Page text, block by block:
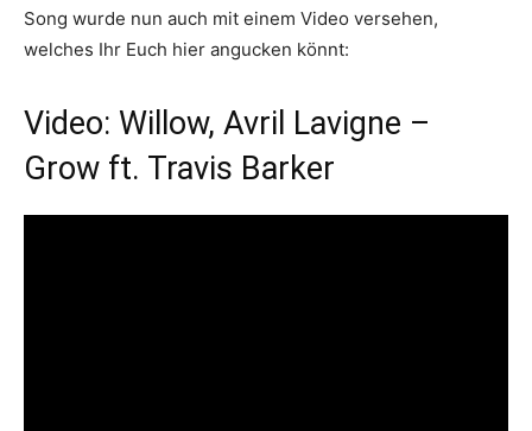
Song wurde nun auch mit einem Video versehen,
welches Ihr Euch hier angucken könnt:
Video: Willow, Avril Lavigne –
Grow ft. Travis Barker